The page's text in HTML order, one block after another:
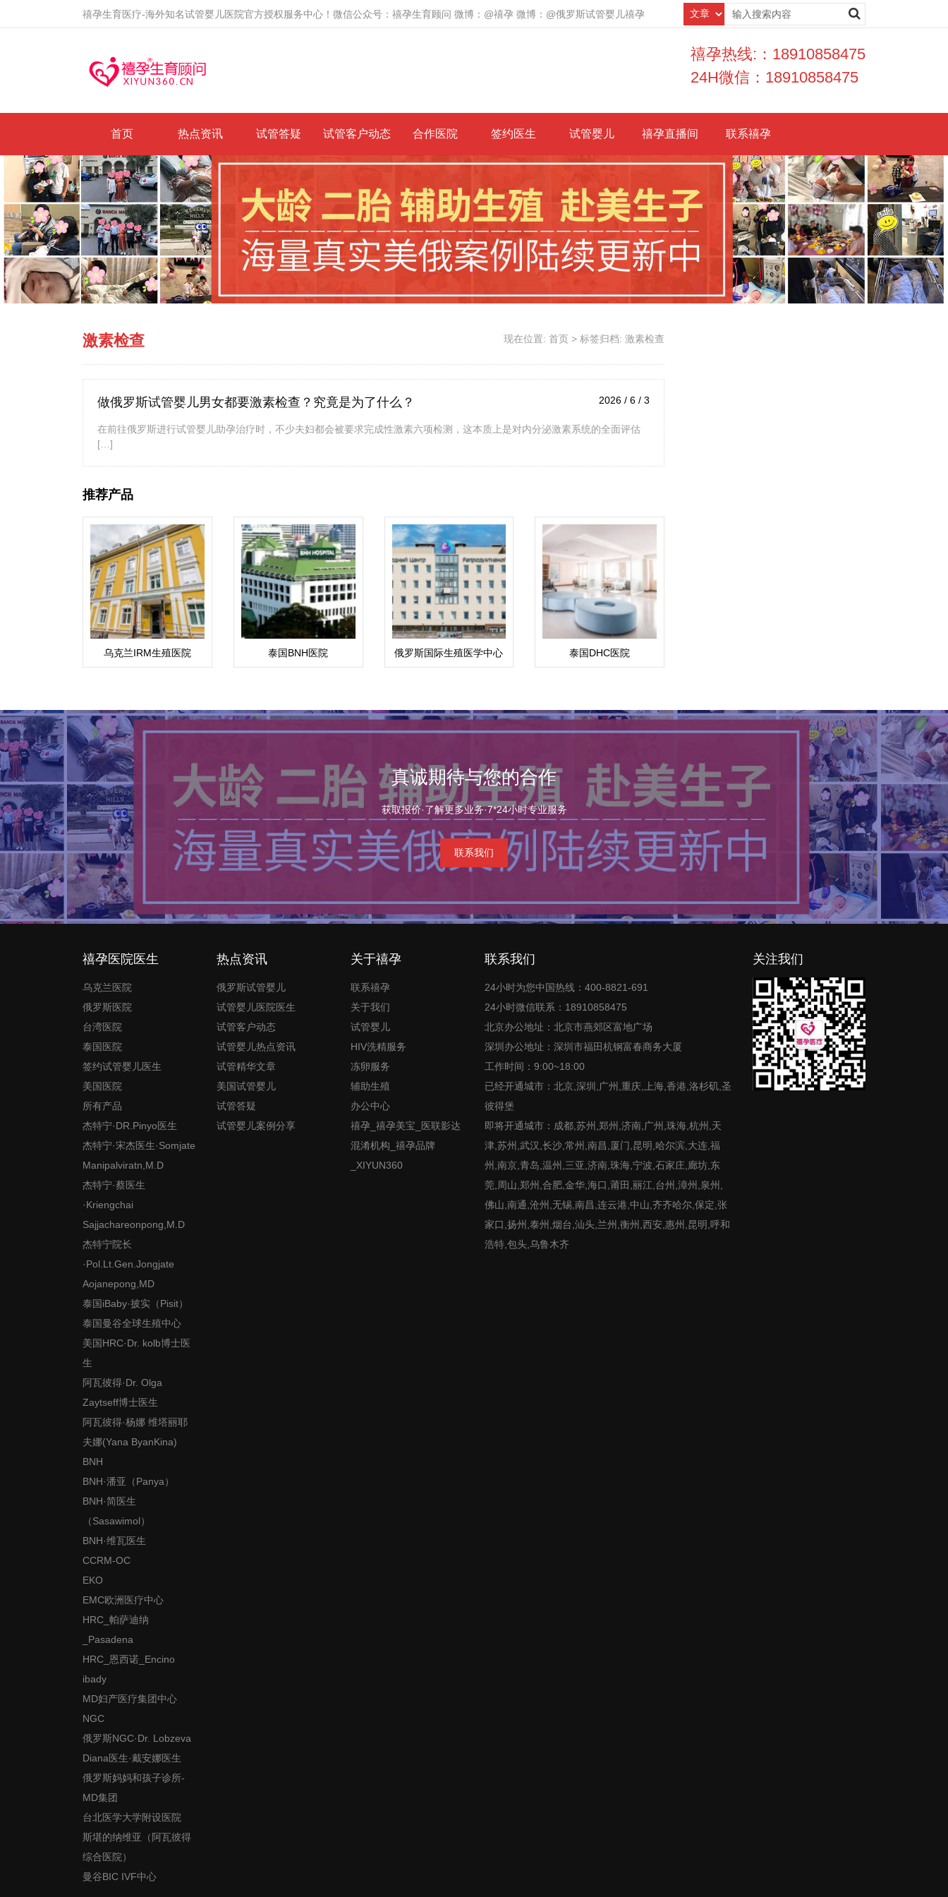
禧孕生育医疗-海外知名试管婴儿医院官方授权服务中心！微信公众号：禧孕生育顾问 微博：@禧孕 微博：@俄罗斯试管婴儿禧孕
禧孕热线:：18910858475
24H微信：18910858475
首页 热点资讯 试管答疑 试管客户动态 合作医院 签约医生 试管婴儿 禧孕直播间 联系禧孕
激素检查 现在位置: 首页 > 标签归档: 激素检查
做俄罗斯试管婴儿男女都要激素检查？究竟是为了什么？ 2026 / 6 / 3
在前往俄罗斯进行试管婴儿助孕治疗时，不少夫妇都会被要求完成性激素六项检测，这本质上是对内分泌激素系统的全面评估
[…]
推荐产品
乌克兰IRM生殖医院 泰国BNH医院
俄罗斯国际生殖医学中心
(ICRM)
泰国DHC医院
真诚期待与您的合作
获取报价·了解更多业务·7*24小时专业服务
联系我们
禧孕医院医生
乌克兰医院
俄罗斯医院
台湾医院
泰国医院
签约试管婴儿医生
美国医院
所有产品
杰特宁·DR.Pinyo医生
杰特宁·宋杰医生·Somjate
Manipalviratn,M.D
杰特宁·蔡医生
·Kriengchai
Sajjachareonpong,M.D
杰特宁院长
·Pol.Lt.Gen.Jongjate
Aojanepong,MD
泰国iBaby·披实（Pisit）
泰国曼谷全球生殖中心
美国HRC·Dr. kolb博士医
生
阿瓦彼得·Dr. Olga
Zaytseff博士医生
阿瓦彼得·杨娜 维塔丽耶
夫娜(Yana ByanKina)
BNH
BNH·潘亚（Panya）
BNH·简医生
（Sasawimol）
BNH·维瓦医生
CCRM-OC
EKO
EMC欧洲医疗中心
HRC_帕萨迪纳
_Pasadena
HRC_恩西诺_Encino
ibady
MD妇产医疗集团中心
NGC
俄罗斯NGC·Dr. Lobzeva
Diana医生·戴安娜医生
俄罗斯妈妈和孩子诊所-
MD集团
台北医学大学附设医院
斯堪的纳维亚（阿瓦彼得
综合医院）
曼谷BIC IVF中心
热点资讯
俄罗斯试管婴儿
试管婴儿医院医生
试管客户动态
试管婴儿热点资讯
试管精华文章
美国试管婴儿
试管答疑
试管婴儿案例分享
关于禧孕
联系禧孕
关于我们
试管婴儿
HIV洗精服务
冻卵服务
辅助生殖
办公中心
禧孕_禧孕美宝_医联影达
混淆机构_禧孕品牌
_XIYUN360
联系我们
24小时为您中国热线：400-8821-691
24小时微信联系：18910858475
北京办公地址：北京市燕郊区富地广场
深圳办公地址：深圳市福田杭钢富春商务大厦
工作时间：9:00~18:00
已经开通城市：北京,深圳,广州,重庆,上海,香港,洛杉矶,圣
彼得堡
即将开通城市：成都,苏州,郑州,济南,广州,珠海,杭州,天
津,苏州,武汉,长沙,常州,南昌,厦门,昆明,哈尔滨,大连,福
州,南京,青岛,温州,三亚,济南,珠海,宁波,石家庄,廊坊,东
莞,周山,郑州,合肥,金华,海口,莆田,丽江,台州,漳州,泉州,
佛山,南通,沧州,无锡,南昌,连云港,中山,齐齐哈尔,保定,张
家口,扬州,泰州,烟台,汕头,兰州,衡州,西安,惠州,昆明,呼和
浩特,包头,乌鲁木齐
关注我们